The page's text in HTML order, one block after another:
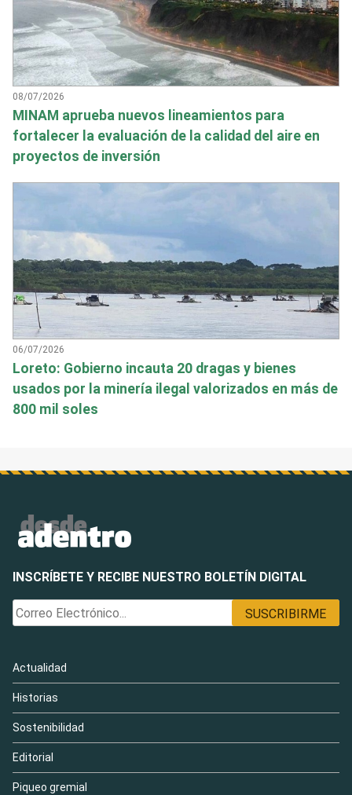
08/07/2026
MINAM aprueba nuevos lineamientos para
fortalecer la evaluación de la calidad del aire en
proyectos de inversión
06/07/2026
Loreto: Gobierno incauta 20 dragas y bienes
usados por la minería ilegal valorizados en más de
800 mil soles
INSCRÍBETE Y RECIBE NUESTRO BOLETÍN DIGITAL
Actualidad
Historias
Sostenibilidad
Editorial
Piqueo gremial